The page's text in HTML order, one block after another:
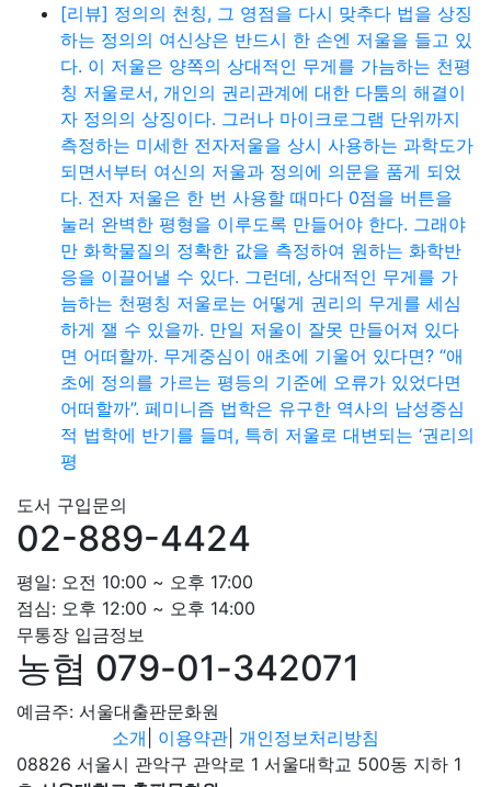
[리뷰] 정의의 천칭, 그 영점을 다시 맞추다 법을 상징
하는 정의의 여신상은 반드시 한 손엔 저울을 들고 있
다. 이 저울은 양쪽의 상대적인 무게를 가늠하는 천평
칭 저울로서, 개인의 권리관계에 대한 다툼의 해결이
자 정의의 상징이다. 그러나 마이크로그램 단위까지
측정하는 미세한 전자저울을 상시 사용하는 과학도가
되면서부터 여신의 저울과 정의에 의문을 품게 되었
다. 전자 저울은 한 번 사용할 때마다 0점을 버튼을
눌러 완벽한 평형을 이루도록 만들어야 한다. 그래야
만 화학물질의 정확한 값을 측정하여 원하는 화학반
응을 이끌어낼 수 있다. 그런데, 상대적인 무게를 가
늠하는 천평칭 저울로는 어떻게 권리의 무게를 세심
하게 잴 수 있을까. 만일 저울이 잘못 만들어져 있다
면 어떠할까. 무게중심이 애초에 기울어 있다면? “애
초에 정의를 가르는 평등의 기준에 오류가 있었다면
어떠할까”. 페미니즘 법학은 유구한 역사의 남성중심
적 법학에 반기를 들며, 특히 저울로 대변되는 ‘권리의
평
도서 구입문의
02-889-4424
평일: 오전 10:00 ~ 오후 17:00
점심: 오후 12:00 ~ 오후 14:00
무통장 입금정보
농협 079-01-342071
예금주: 서울대출판문화원
소개
이용약관 개인정보처리방침
08826 서울시 관악구 관악로 1 서울대학교 500동 지하 1